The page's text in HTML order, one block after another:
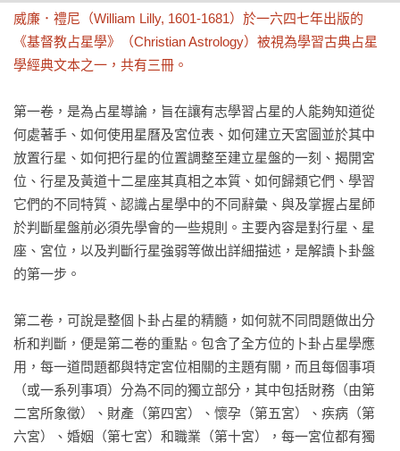
威廉．禮尼（William Lilly, 1601-1681）於一六四七年出版的
《基督教占星學》（Christian Astrology）被視為學習古典占星
學經典文本之一，共有三冊。
第一卷，是為占星導論，旨在讓有志學習占星的人能夠知道從
何處著手、如何使用星曆及宮位表、如何建立天宮圖並於其中
放置行星、如何把行星的位置調整至建立星盤的一刻、揭開宮
位、行星及黃道十二星座其真相之本質、如何歸類它們、學習
它們的不同特質、認識占星學中的不同辭彙、與及掌握占星師
於判斷星盤前必須先學會的一些規則。主要內容是對行星、星
座、宮位，以及判斷行星強弱等做出詳細描述，是解讀卜卦盤
的第一步。
第二卷，可說是整個卜卦占星的精髓，如何就不同問題做出分
析和判斷，便是第二卷的重點。包含了全方位的卜卦占星學應
用，每一道問題都與特定宮位相關的主題有關，而且每個事項
（或一系列事項）分為不同的獨立部分，其中包括財務（由第
二宮所象徵）、財產（第四宮）、懷孕（第五宮）、疾病（第
六宮）、婚姻（第七宮）和職業（第十宮），每一宮位都有獨